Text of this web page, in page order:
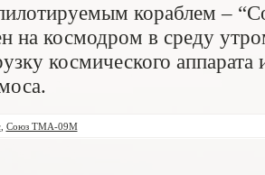
кораблем –
на космодром в среду
космического аппарата
, Союз ТМА-09М